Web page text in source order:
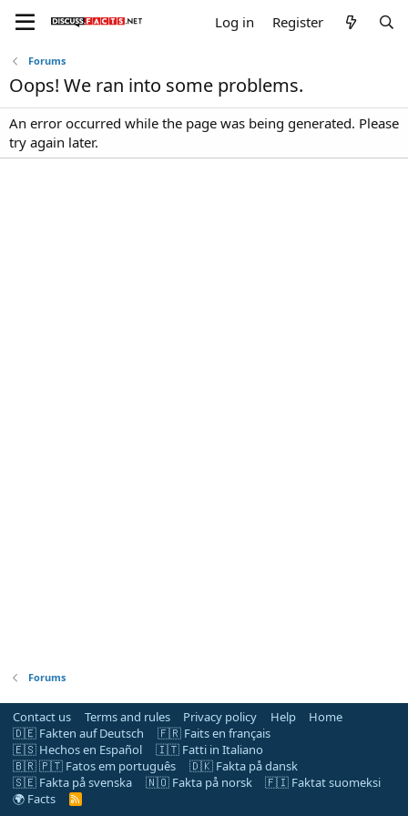
Log in Register
Forums
Oops! We ran into some problems.
An error occurred while the page was being generated. Please
try again later.
Forums
Contact us Terms and rules Privacy policy Help
Home
🇩🇪 Fakten auf Deutsch
🇫🇷 Faits en français
🇪🇸 Hechos en Español
🇮🇹 Fatti in Italiano
🇧🇷 🇵🇹 Fatos em português
🇩🇰 Fakta på dansk
🇸🇪 Fakta på svenska
🇳🇴 Fakta på norsk
🇫🇮 Faktat suomeksi
🌍 Facts
R